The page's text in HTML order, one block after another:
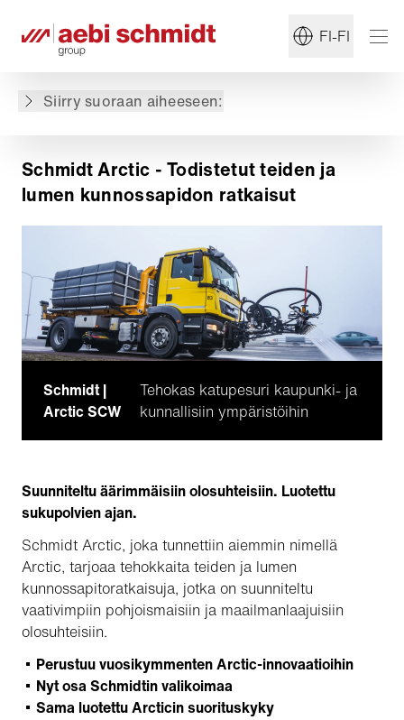
FI-FI
Siirry suoraan aiheeseen:
Schmidt Arcticin ratkaisut
Sovellusalueet
Arktinen perintö
Schmidt Arctic - Todistetut teiden ja
lumen kunnossapidon ratkaisut
Schmidt |
Arctic SCW
Tehokas katupesuri kaupunki- ja
kunnallisiin ympäristöihin
Suunniteltu äärimmäisiin olosuhteisiin. Luotettu
sukupolvien ajan.
Schmidt Arctic, joka tunnettiin aiemmin nimellä
Arctic, tarjoaa tehokkaita teiden ja lumen
kunnossapitoratkaisuja, jotka on suunniteltu
vaativimpiin pohjoismaisiin ja maailmanlaajuisiin
olosuhteisiin.
Perustuu vuosikymmenten Arctic-innovaatioihin
Nyt osa Schmidtin valikoimaa
Sama luotettu Arcticin suorituskyky